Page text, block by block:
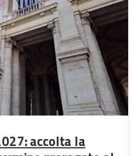
accolta la